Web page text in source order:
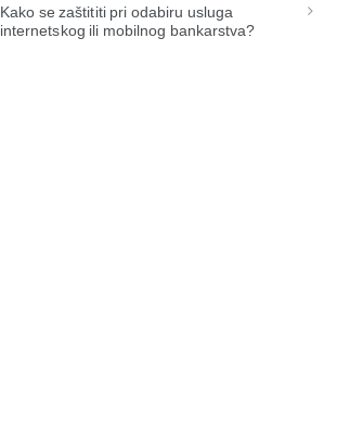
Kako se zaštititi pri odabiru usluga
internetskog ili mobilnog bankarstva?